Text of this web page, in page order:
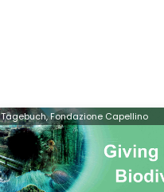
Tagebuch,Fondazione Capellino